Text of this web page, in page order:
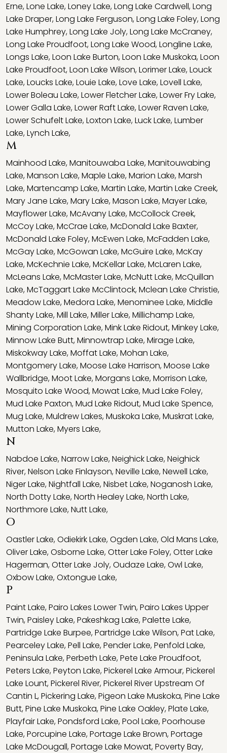
Erne,Lone Lake,Loney Lake,Long Lake Cardwell,Long
Lake Draper,Long Lake Ferguson,Long Lake Foley,Long
Lake Humphrey,Long Lake Joly,Long Lake McCraney,
Long Lake Proudfoot,Long Lake Wood,Longline Lake,
Longs Lake,Loon Lake Burton,Loon Lake Muskoka,Loon
Lake Proudfoot,Loon Lake Wilson,Lorimer Lake,Louck
Lake,Loucks Lake,Louie Lake,Love Lake,Lovell Lake,
Lower Boleau Lake,Lower Fletcher Lake,Lower Fry Lake,
Lower Galla Lake,Lower Raft Lake,Lower Raven Lake,
Lower Schufelt Lake,Loxton Lake,Luck Lake,Lumber
Lake,Lynch Lake,
M
Mainhood Lake,Manitouwaba Lake,Manitouwabing
Lake,Manson Lake,Maple Lake,Marion Lake,Marsh
Lake,Martencamp Lake,Martin Lake,Martin Lake Creek,
Mary Jane Lake,Mary Lake,Mason Lake,Mayer Lake,
Mayflower Lake,McAvany Lake,McCollock Creek,
McCoy Lake,McCrae Lake,McDonald Lake Baxter,
McDonald Lake Foley,McEwen Lake,McFadden Lake,
McGay Lake,McGowan Lake,McGuire Lake,McKay
Lake,McKechnie Lake,McKellar Lake,McLaren Lake,
McLeans Lake,McMaster Lake,McNutt Lake,McQuillan
Lake,McTaggart Lake McClintock,Mclean Lake Christie,
Meadow Lake,Medora Lake,Menominee Lake,Middle
Shanty Lake,Mill Lake,Miller Lake,Millichamp Lake,
Mining Corporation Lake,Mink Lake Ridout,Minkey Lake,
Minnow Lake Butt,Minnowtrap Lake,Mirage Lake,
Miskokway Lake,Moffat Lake,Mohan Lake,
Montgomery Lake,Moose Lake Harrison,Moose Lake
Wallbridge,Moot Lake,Morgans Lake,Morrison Lake,
Mosquito Lake Wood,Mowat Lake,Mud Lake Foley,
Mud Lake Paxton,Mud Lake Ridout,Mud Lake Spence,
Mug Lake,Muldrew Lakes,Muskoka Lake,Muskrat Lake,
Mutton Lake,Myers Lake,
N
Nabdoe Lake,Narrow Lake,Neighick Lake,Neighick
River,Nelson Lake Finlayson,Neville Lake,Newell Lake,
Niger Lake,Nightfall Lake,Nisbet Lake,Noganosh Lake,
North Dotty Lake,North Healey Lake,North Lake,
Northmore Lake,Nutt Lake,
O
Oastler Lake,Odiekirk Lake,Ogden Lake,Old Mans Lake,
Oliver Lake,Osborne Lake,Otter Lake Foley,Otter Lake
Hagerman,Otter Lake Joly,Oudaze Lake,Owl Lake,
Oxbow Lake,Oxtongue Lake,
P
Paint Lake,Pairo Lakes Lower Twin,Pairo Lakes Upper
Twin,Paisley Lake,Pakeshkag Lake,Palette Lake,
Partridge Lake Burpee,Partridge Lake Wilson,Pat Lake,
Pearceley Lake,Pell Lake,Pender Lake,Penfold Lake,
Peninsula Lake,Perbeth Lake,Pete Lake Proudfoot,
Peters Lake,Peyton Lake,Pickerel Lake Armour,Pickerel
Lake Lount,Pickerel River,Pickerel River Upstream Of
Cantin L,Pickering Lake,Pigeon Lake Muskoka,Pine Lake
Butt,Pine Lake Muskoka,Pine Lake Oakley,Plate Lake,
Playfair Lake,Pondsford Lake,Pool Lake,Poorhouse
Lake,Porcupine Lake,Portage Lake Brown,Portage
Lake McDougall,Portage Lake Mowat,Poverty Bay,